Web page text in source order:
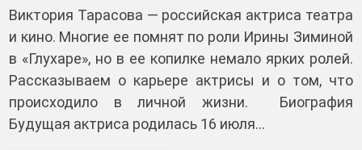
Виктория Тарасова — российская актриса театра
и кино. Многие ее помнят по роли Ирины Зиминой
в «Глухаре», но в ее копилке немало ярких ролей.
Рассказываем о карьере актрисы и о том, что
происходило в личной жизни. Биография
Будущая актриса родилась 16 июля…